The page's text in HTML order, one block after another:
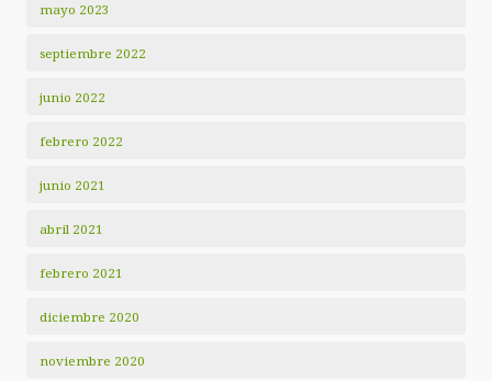
mayo 2023
septiembre 2022
junio 2022
febrero 2022
junio 2021
abril 2021
febrero 2021
diciembre 2020
noviembre 2020